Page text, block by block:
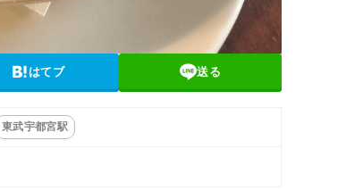
はてブ 送る
東武宇都宮駅